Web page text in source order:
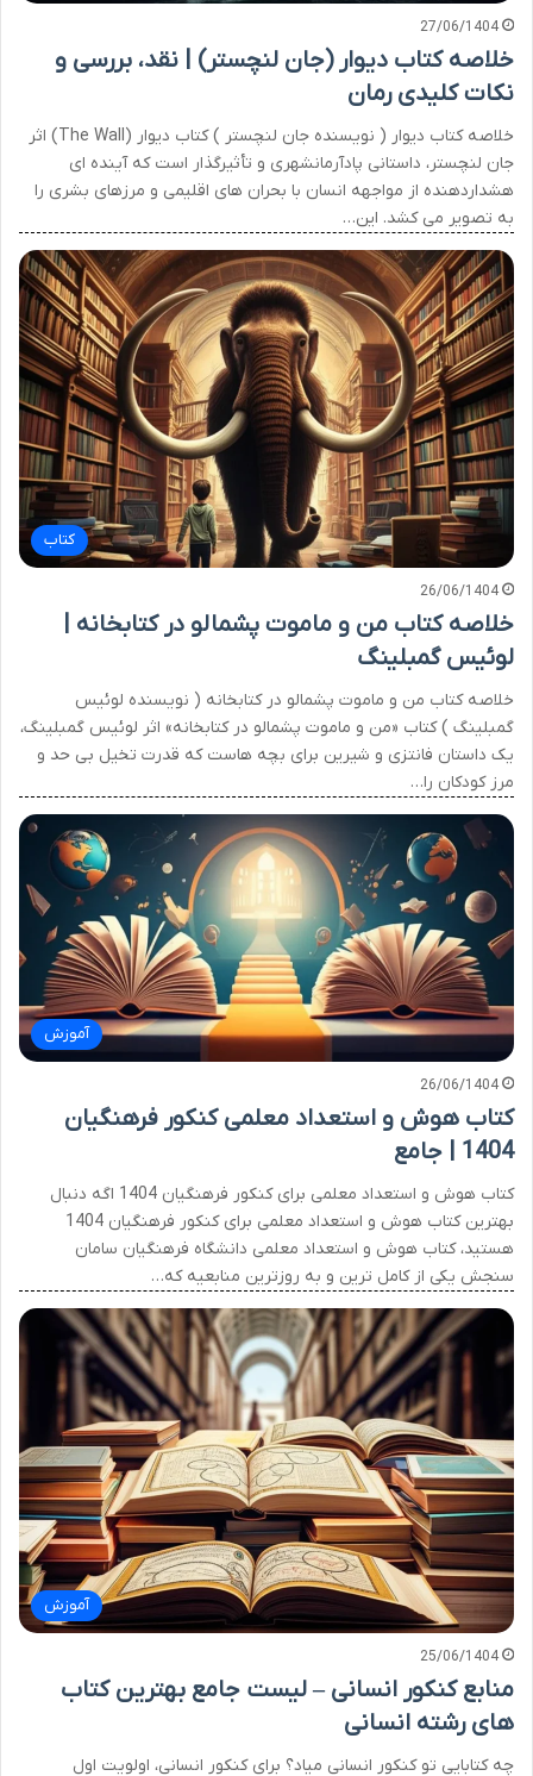
27/06/1404
خلاصه کتاب دیوار (جان لنچستر) | نقد، بررسی و
نکات کلیدی رمان
خلاصه کتاب دیوار ( نویسنده جان لنچستر ) کتاب دیوار (The Wall) اثر
جان لنچستر، داستانی پادآرمانشهری و تأثیرگذار است که آینده ای
هشداردهنده از مواجهه انسان با بحران های اقلیمی و مرزهای بشری را
به تصویر می کشد. این…
کتاب
26/06/1404
خلاصه کتاب من و ماموت پشمالو در کتابخانه |
لوئیس گمبلینگ
خلاصه کتاب من و ماموت پشمالو در کتابخانه ( نویسنده لوئیس
گمبلینگ ) کتاب «من و ماموت پشمالو در کتابخانه» اثر لوئیس گمبلینگ،
یک داستان فانتزی و شیرین برای بچه هاست که قدرت تخیل بی حد و
مرز کودکان را…
آموزش
26/06/1404
کتاب هوش و استعداد معلمی کنکور فرهنگیان
1404 | جامع
کتاب هوش و استعداد معلمی برای کنکور فرهنگیان 1404 اگه دنبال
بهترین کتاب هوش و استعداد معلمی برای کنکور فرهنگیان 1404
هستید، کتاب هوش و استعداد معلمی دانشگاه فرهنگیان سامان
سنجش یکی از کامل ترین و به روزترین منابعیه که…
آموزش
25/06/1404
منابع کنکور انسانی – لیست جامع بهترین کتاب
های رشته انسانی
چه کتابایی تو کنکور انسانی میاد؟ برای کنکور انسانی، اولویت اول